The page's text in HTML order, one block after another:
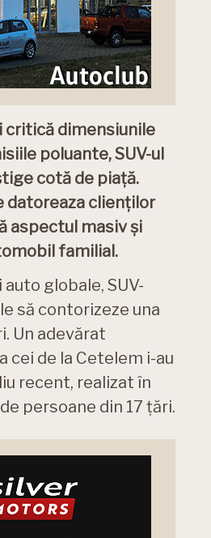
critică dimensiunile
poluante, SUV-ul
cotă de piață.
datoreaza clienților
aspectul masiv și
familial.
globale, SUV-
să contorizeze una
Un adevărat
cei de la Cetelem i-au
recent, realizat în
persoane din 17 țări.